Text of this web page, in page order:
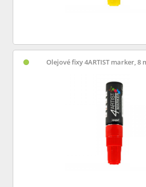
Olejové fixy 4ARTIST marker, 8